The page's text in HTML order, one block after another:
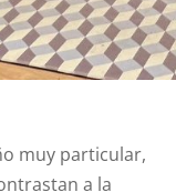
muy particular,
a la